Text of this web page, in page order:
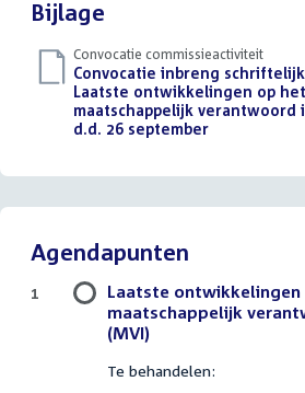
Bijlage
Convocatie commissieactiviteit
Download
bestand:
Convocatie inbreng
Laatste ontwikkelingen op
maatschappelijk verantwoord
d.d. 26 september(PDF)
Agendapunten
Laatste ontwikkelingen
maatschappelijk
(MVI)
Te behandelen:
1